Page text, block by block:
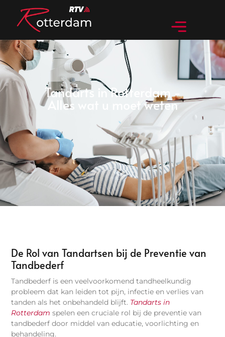
Tandarts in Rotterdam -
Alles wat u moet weten
De Rol van Tandartsen bij de Preventie van
Tandbederf
Tandbederf is een veelvoorkomend tandheelkundig
probleem dat kan leiden tot pijn, infectie en verlies van
tanden als het onbehandeld blijft. Tandarts in
Rotterdam spelen een cruciale rol bij de preventie van
tandbederf door middel van educatie, voorlichting en
behandeling.